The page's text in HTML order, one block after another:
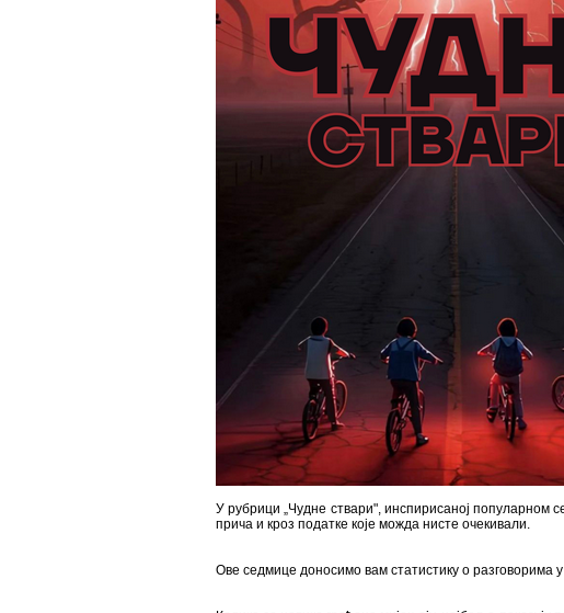
У рубрици „Чудне ствари", инспирисаној популарном
прича и кроз податке које можда нисте очекивали.
Ове седмице доносимо вам статистику о разговорима